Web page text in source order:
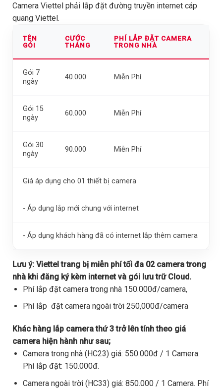
Camera Viettel phải lắp đặt đường truyền internet cáp
quang Viettel.
TÊN
GÓI
CƯỚC
THÁNG
PHÍ LẮP ĐẶT CAMERA
TRONG NHÀ
Gói 7
ngày
40.000 Miễn Phí
Gói 15
ngày
60.000 Miễn Phí
Gói 30
ngày
90.000 Miễn Phí
Giá áp dụng cho 01 thiết bị camera
- Áp dụng lắp mới chung với internet
- Áp dụng khách hàng đã có internet lắp thêm camera
Lưu ý: Viettel trang bị miễn phí tối đa 02 camera trong
nhà khi đăng ký kèm internet và gói lưu trữ Cloud.
Phí lắp đặt camera trong nhà 150.000đ/camera,
Phí lắp đặt camera ngoài trời 250,000đ/camera
Khác hàng lắp camera thứ 3 trở lên tính theo giá
camera hiện hành như sau;
Camera trong nhà (HC23) giá: 550.000đ / 1 Camera.
Phí lắp đặt: 150.000đ.
Camera ngoài trời (HC33) giá: 850.000 / 1 Camera. Phí